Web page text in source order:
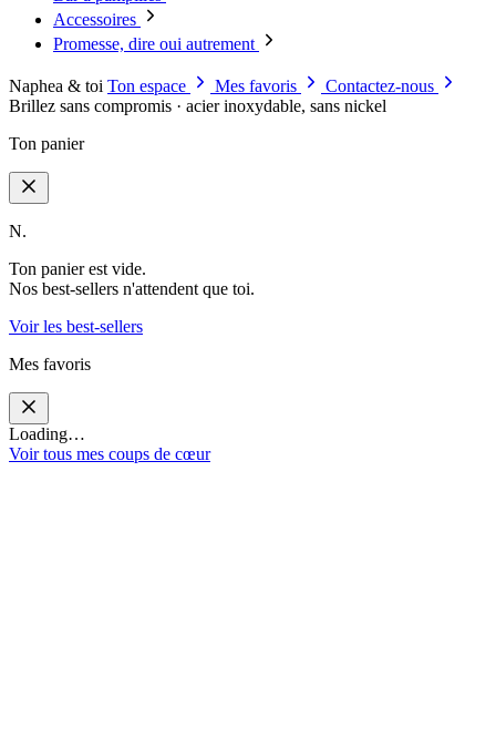
Accessoires
Promesse, dire oui autrement
Naphea & toi Ton espace Mes favoris
Contactez-nous
Brillez sans compromis · acier inoxydable, sans nickel
Ton panier
N.
Ton panier est vide.
Nos best-sellers n'attendent que toi.
Voir les best-sellers
Mes favoris
Loading…
Voir tous mes coups de cœur